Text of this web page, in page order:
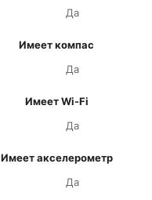
Да
Имеет компас
Да
Имеет Wi-Fi
Да
Имеет акселерометр
Да